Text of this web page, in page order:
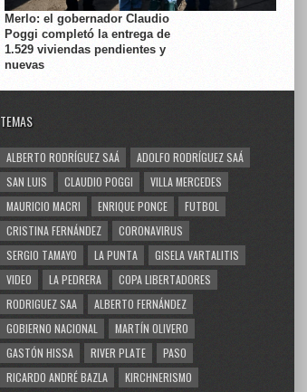
Merlo: el gobernador Claudio
Poggi completó la entrega de
1.529 viviendas pendientes y
nuevas
TEMAS
ALBERTO RODRÍGUEZ SAÁ
ADOLFO RODRÍGUEZ SAÁ
SAN LUIS
CLAUDIO POGGI
VILLA MERCEDES
MAURICIO MACRI
ENRIQUE PONCE
FUTBOL
CRISTINA FERNÁNDEZ
CORONAVIRUS
SERGIO TAMAYO
LA PUNTA
GISELA VARTALITIS
VIDEO
LA PEDRERA
COPA LIBERTADORES
RODRIGUEZ SAA
ALBERTO FERNÁNDEZ
GOBIERNO NACIONAL
MARTÍN OLIVERO
GASTÓN HISSA
RIVER PLATE
PASO
RICARDO ANDRÉ BAZLA
KIRCHNERISMO